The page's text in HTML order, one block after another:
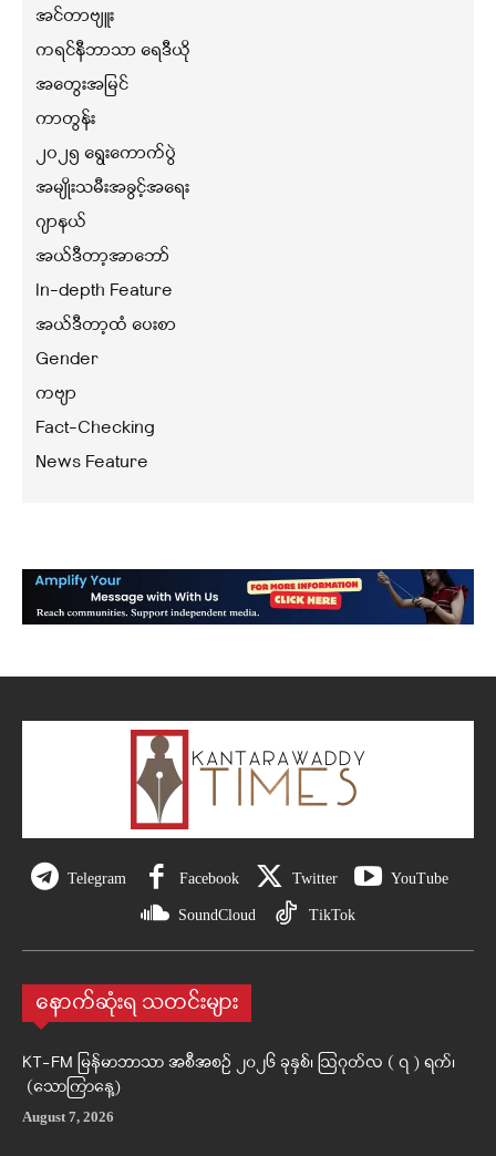
အင်တာဗျူး
ကရင်နီဘာသာ ရေဒီယို
အတွေးအမြင်
ကာတွန်း
၂၀၂၅ ရွေးကောက်ပွဲ
အမျိုးသမီးအခွင့်အရေး
ဂျာနယ်
အယ်ဒီတာ့အာဘော်
In-depth Feature
အယ်ဒီတာ့ထံ ပေးစာ
Gender
ကဗျာ
Fact-Checking
News Feature
Telegram Facebook Twitter YouTube
SoundCloud TikTok
နောက်ဆုံးရ သတင်းများ
KT-FM မြန်မာဘာသာ အစီအစဉ် ၂၀၂၆ ခုနှစ်၊ ဩဂုတ်လ ( ၇ ) ရက်၊
(သောကြာနေ့)
August 7, 2026